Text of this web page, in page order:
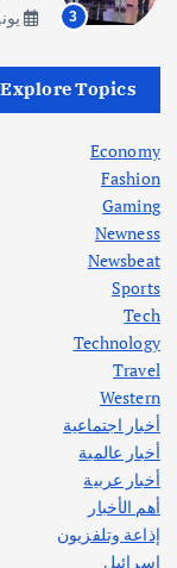
أهم الأخبار
اختتام ورشة
أغسطس 3, 2026
3
يونيو
Explore Topics
Economy
Fashion
Gaming
Newness
Newsbeat
Sports
Tech
Technology
Travel
Western
أخبار اجتماعية
أخبار عالمية
أخبار عربية
أهم الأخبار
إذاعة وتلفزيون
إسرائيل